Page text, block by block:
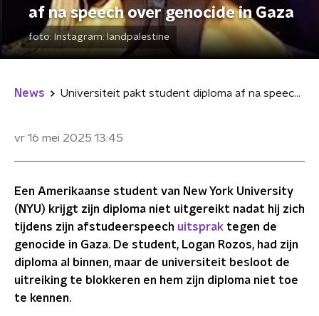
af na speech over genocide in Gaza
foto: Instagram: landpalestine
News Universiteit pakt student diploma af na speech over genocide in Gaza
vr 16 mei 2025 13:45
Een Amerikaanse student van New York University
(NYU) krijgt zijn diploma niet uitgereikt nadat hij zich
tijdens zijn afstudeerspeech uitsprak tegen de
genocide in Gaza. De student, Logan Rozos, had zijn
diploma al binnen, maar de universiteit besloot de
uitreiking te blokkeren en hem zijn diploma niet toe
te kennen.